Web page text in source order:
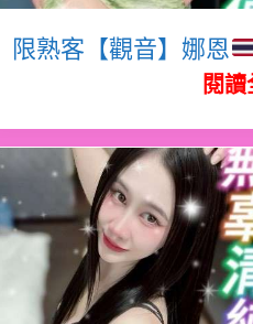
限熟客【觀音】娜恩
閱